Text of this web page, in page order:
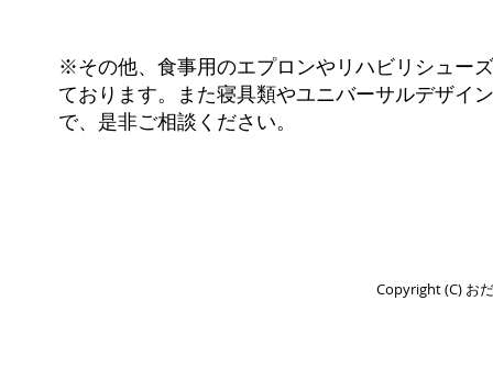
※その他、食事用のエプロンやリハビリシュー
ております。また寝具類やユニバーサルデザイ
で、是非ご相談ください。
Copyright (C) お